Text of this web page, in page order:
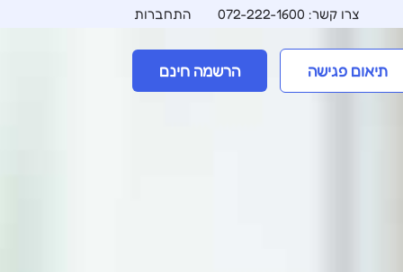
צרו קשר: 072-222-1600 התחברות
תיאום פגישה הרשמה חינם